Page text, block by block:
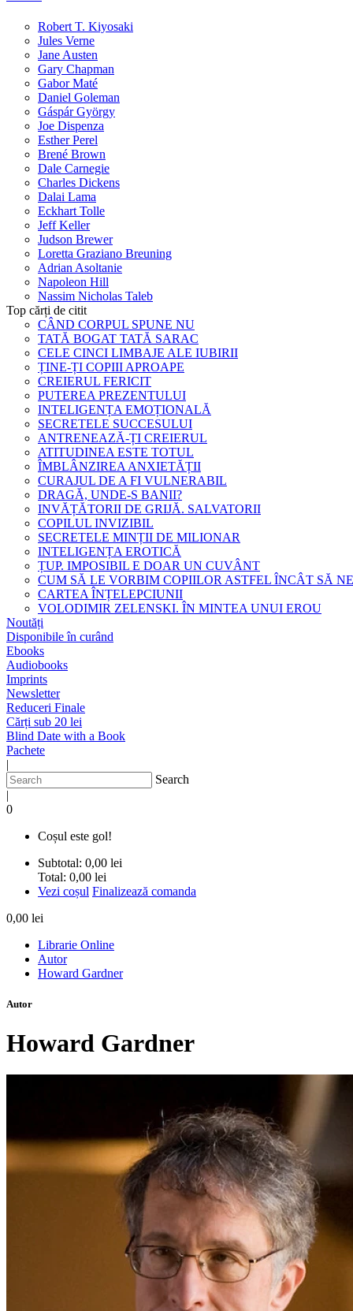
Robert T. Kiyosaki
Jules Verne
Jane Austen
Gary Chapman
Gabor Maté
Daniel Goleman
Gáspár György
Joe Dispenza
Esther Perel
Brené Brown
Dale Carnegie
Charles Dickens
Dalai Lama
Eckhart Tolle
Jeff Keller
Judson Brewer
Loretta Graziano Breuning
Adrian Asoltanie
Napoleon Hill
Nassim Nicholas Taleb
Top cărți de citit
CÂND CORPUL SPUNE NU
TATĂ BOGAT TATĂ SARAC
CELE CINCI LIMBAJE ALE IUBIRII
ȚINE-ȚI COPIII APROAPE
CREIERUL FERICIT
PUTEREA PREZENTULUI
INTELIGENȚA EMOȚIONALĂ
SECRETELE SUCCESULUI
ANTRENEAZĂ-ȚI CREIERUL
ATITUDINEA ESTE TOTUL
ÎMBLÂNZIREA ANXIETĂȚII
CURAJUL DE A FI VULNERABIL
DRAGĂ, UNDE-S BANII?
INVĂȚĂTORII DE GRIJĂ. SALVATORII
COPILUL INVIZIBIL
SECRETELE MINȚII DE MILIONAR
INTELIGENȚA EROTICĂ
ȚUP. IMPOSIBIL E DOAR UN CUVÂNT
CUM SĂ LE VORBIM COPIILOR ASTFEL ÎNCÂT SĂ
CARTEA ÎNȚELEPCIUNII
VOLODIMIR ZELENSKI. ÎN MINTEA UNUI EROU
Noutăți
Disponibile în curând
Ebooks
Audiobooks
Imprints
Newsletter
Reduceri Finale
Cărți sub 20 lei
Blind Date with a Book
Pachete
|
Search
|
0
Coșul este gol!
Subtotal: 0,00 lei
Total: 0,00 lei
Vezi coșul Finalizează comanda
0,00 lei
Librarie Online
Autor
Howard Gardner
Autor
Howard Gardner